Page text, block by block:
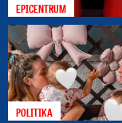
EPICENTRUM
POLITIKA